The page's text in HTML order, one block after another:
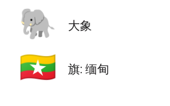
🐘 大象
🇲🇲 旗: 缅甸